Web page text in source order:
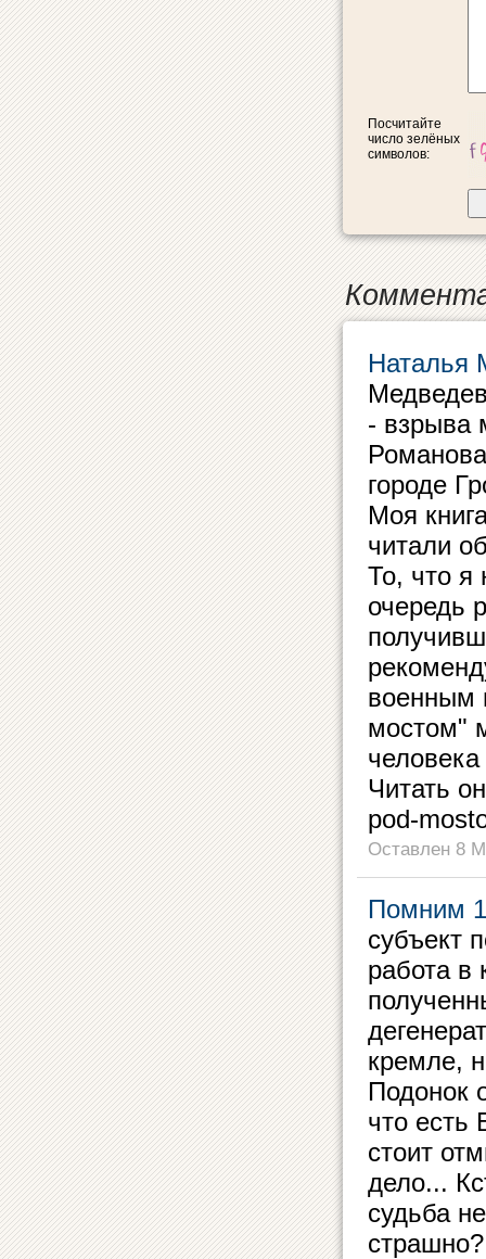
Посчитайте
число зелёных
символов:
Наталья
- взрыва
городе
Моя
читали
То, что я
очередь
военным
мостом"
человека
Читать
pod-
Оставлен 8
Помним
субъект
работа в
кремле,
Подонок
что есть
стоит
дело...
судьба
страшно?